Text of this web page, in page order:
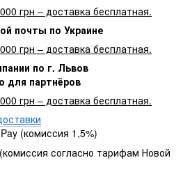
грн – доставка бесплатная.
почты по Украине
грн – доставка бесплатная.
по г. Львов
для партнёров
грн – доставка бесплатная.
(комиссия 1,5%)
согласно тарифам Новой